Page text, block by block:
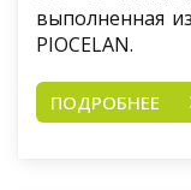
выполненная
PIOCELAN.
ПОДРОБНЕЕ